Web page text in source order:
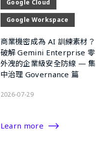
Google Cloud
Google Workspace
商業機密成為 AI 訓練素材？
破解 Gemini Enterprise 零
外洩的企業級安全防線 — 集
中治理 Governance 篇
2026-07-29
Learn more